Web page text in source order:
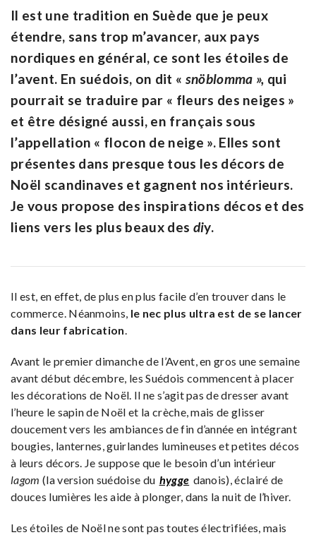
Il est une tradition en Suède que je peux
étendre, sans trop m’avancer, aux pays
nordiques en général, ce sont les étoiles de
l’avent. En suédois, on dit « snöblomma », qui
pourrait se traduire par « fleurs des neiges »
et être désigné aussi, en français sous
l’appellation « flocon de neige ». Elles sont
présentes dans presque tous les décors de
Noël scandinaves et gagnent nos intérieurs.
Je vous propose des inspirations décos et des
liens vers les plus beaux des diy.
Il est, en effet, de plus en plus facile d’en trouver dans le
commerce. Néanmoins, le nec plus ultra est de se lancer
dans leur fabrication
Avant le premier dimanche de l’Avent, en gros une semaine
avant début décembre, les Suédois commencent à placer
les décorations de Noël. Il ne s’agit pas de dresser avant
l’heure le sapin de Noël et la crèche, mais de glisser
doucement vers les ambiances de fin d’année en intégrant
bougies, lanternes, guirlandes lumineuses et petites décos
à leurs décors. Je suppose que le besoin d’un intérieur
lagom (la version suédoise du hygge danois), éclairé de
douces lumières les aide à plonger, dans la nuit de l’hiver.
Les étoiles de Noël ne sont pas toutes électrifiées, mais